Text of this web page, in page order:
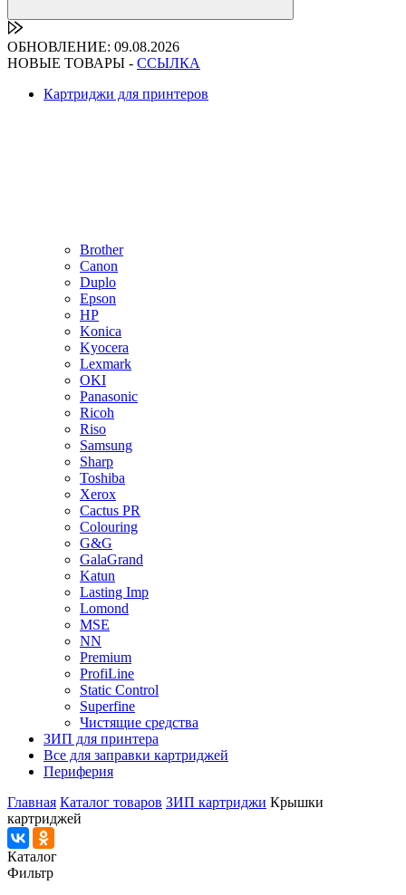
ОБНОВЛЕНИЕ: 09.08.2026
НОВЫЕ ТОВАРЫ - ССЫЛКА
Картриджи для принтеров
Brother
Canon
Duplo
Epson
HP
Konica
Kyocera
Lexmark
OKI
Panasonic
Ricoh
Riso
Samsung
Sharp
Toshiba
Xerox
Cactus PR
Colouring
G&G
GalaGrand
Katun
Lasting Imp
Lomond
MSE
NN
Premium
ProfiLine
Static Control
Superfine
Чистящие средства
ЗИП для принтера
Все для заправки картриджей
Периферия
Главная Каталог товаров ЗИП картриджи Крышки
картриджей
Каталог
Фильтр